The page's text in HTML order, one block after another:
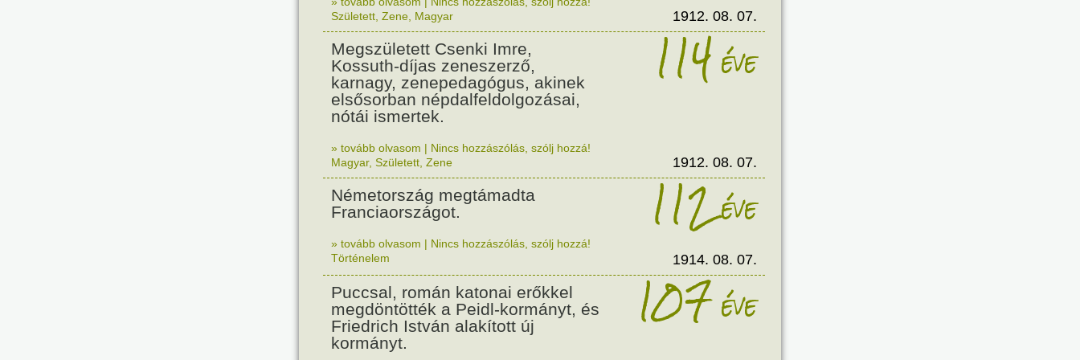
Született Zene Magyar 1912. 08. 07.
Megszületett Csenki Imre,
Kossuth-díjas zeneszerző,
karnagy, zenepedagógus, akinek
elsősorban népdalfeldolgozásai,
nótái ismertek.
114éve
» tovább olvasom | Nincs hozzászólás, szólj hozzá!
Magyar, Született Zene 1912. 08. 07.
Németország megtámadta
Franciaországot.
112éve
» tovább olvasom | Nincs hozzászólás, szólj hozzá!
Történelem
1914. 08. 07.
Puccsal, román katonai erőkkel
megdöntötték a Peidl-kormányt, és
Friedrich István alakított új
kormányt.
107éve